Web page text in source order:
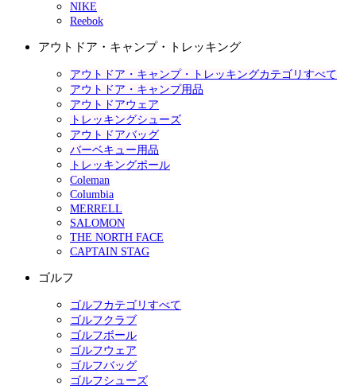
NIKE
Reebok
アウトドア・キャンプ・トレッキング
アウトドア・キャンプ・トレッキングカテゴリすべて
アウトドア・キャンプ用品
アウトドアウェア
トレッキングシューズ
アウトドアバッグ
バーベキュー用品
トレッキングポール
Coleman
Columbia
MERRELL
SALOMON
THE NORTH FACE
CAPTAIN STAG
ゴルフ
ゴルフカテゴリすべて
ゴルフクラブ
ゴルフボール
ゴルフウェア
ゴルフバッグ
ゴルフシューズ